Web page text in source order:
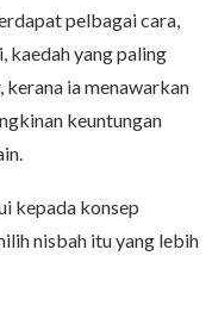
pelbagai cara,
kaedah yang paling
ia menawarkan
keuntungan
kepada konsep
nisbah itu yang lebih